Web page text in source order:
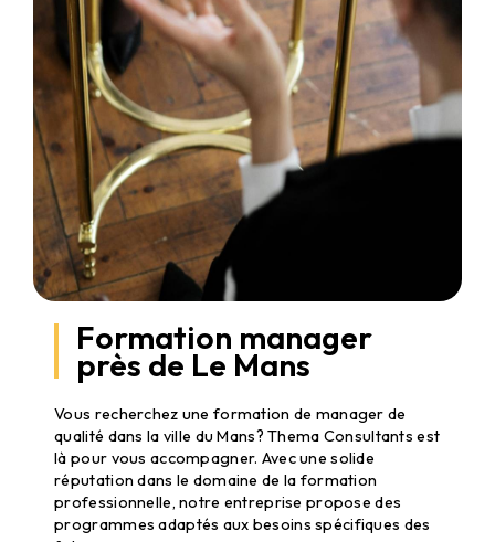
Formation manager
près de Le Mans
Formation Manager au Mans avec Thema Consultants
Vous recherchez une formation de manager de
qualité dans la ville du Mans? Thema Consultants est
là pour vous accompagner. Avec une solide
réputation dans le domaine de la formation
professionnelle, notre entreprise propose des
programmes adaptés aux besoins spécifiques des